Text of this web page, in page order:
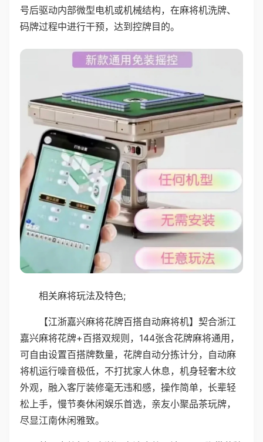
号后驱动内部微型电机或机械结构，在麻将机洗牌、
码牌过程中进行干预，达到控牌目的。
相关麻将玩法及特色;
【江浙嘉兴麻将花牌百搭自动麻将机】契合浙江
嘉兴麻将花牌+百搭双规则，144张含花牌麻将通用，
可自由设置百搭牌数量，花牌自动分拣计分，自动麻
将机运行噪音极低，不打扰家人休息，机身轻奢木纹
外观，融入客厅装修毫无违和感，操作简单，长辈轻
松上手，慢节奏休闲娱乐首选，亲友小聚品茶玩牌，
尽显江南休闲雅致。